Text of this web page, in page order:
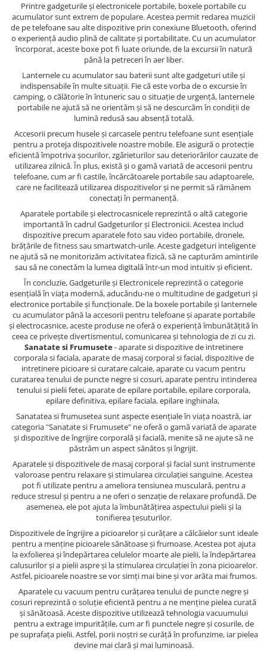
Printre gadgeturile și electronicele portabile, boxele portabile cu
acumulator sunt extrem de populare. Acestea permit redarea muzicii
de pe telefoane sau alte dispozitive prin conexiune Bluetooth, oferind
o experiență audio plină de calitate și portabilitate. Cu un acumulator
încorporat, aceste boxe pot fi luate oriunde, de la excursii în natură
până la petreceri în aer liber.
Lanternele cu acumulator sau baterii sunt alte gadgeturi utile și
indispensabile în multe situații. Fie că este vorba de o excursie în
camping, o călătorie în întuneric sau o situație de urgență, lanternele
portabile ne ajută să ne orientăm și să ne descurcăm în condiții de
lumină redusă sau absență totală.
Accesorii precum husele și carcasele pentru telefoane sunt esențiale
pentru a proteja dispozitivele noastre mobile. Ele asigură o protecție
eficientă împotriva șocurilor, zgârieturilor sau deteriorărilor cauzate de
utilizarea zilnică. În plus, există și o gamă variată de accesorii pentru
telefoane, cum ar fi castile, încărcătoarele portabile sau adaptoarele,
care ne facilitează utilizarea dispozitivelor și ne permit să rămânem
conectați în permanență.
Aparatele portabile și electrocasnicele reprezintă o altă categorie
importantă în cadrul Gadgeturilor și Electronicii. Acestea includ
dispozitive precum aparatele foto sau video portabile, dronele,
brățările de fitness sau smartwatch-urile. Aceste gadgeturi inteligente
ne ajută să ne monitorizăm activitatea fizică, să ne capturăm amintirile
sau să ne conectăm la lumea digitală într-un mod intuitiv și eficient.
În concluzie, Gadgeturile și Electronicele reprezintă o categorie
esențială în viața modernă, aducându-ne o multitudine de gadgeturi și
electronice portabile și funcționale. De la boxele portabile și lanternele
cu acumulator până la accesorii pentru telefoane și aparate portabile
și electrocasnice, aceste produse ne oferă o experiență îmbunătățită în
ceea ce privește divertismentul, comunicarea și tehnologia de zi cu zi.
Sanatate si Frumusete- aparate si dispozitive de intretinere
corporala si faciala, aparate de masaj corporal si facial, dispozitive de
intretinere picioare si curatare calcaie, aparate cu vacum pentru
curatarea tenului de puncte negre si cosuri, aparate pentru intinderea
tenului si pielii fetei, aparate de epilare portabile, epilare corporala,
epilare definitiva, epilare faciala, epilare inghinala,
Sanatatea si frumusetea sunt aspecte esențiale în viața noastră, iar
categoria "Sanatate si Frumusete" ne oferă o gamă variată de aparate
și dispozitive de îngrijire corporală și facială, menite să ne ajute să ne
păstrăm un aspect sănătos și îngrijit.
Aparatele și dispozitivele de masaj corporal și facial sunt instrumente
valoroase pentru relaxare și stimularea circulației sanguine. Acestea
pot fi utilizate pentru a ameliora tensiunea musculară, pentru a
reduce stresul și pentru a ne oferi o senzație de relaxare profundă. De
asemenea, ele pot ajuta la îmbunătățirea aspectului pielii și la
tonifierea țesuturilor.
Dispozitivele de îngrijire a picioarelor și curățare a călcâielor sunt ideale
pentru a menține picioarele sănătoase și frumoase. Acestea pot ajuta
la exfolierea și îndepărtarea celulelor moarte ale pielii, la îndepărtarea
calusurilor și a pielii aspre și la stimularea circulației în zona picioarelor.
Astfel, picioarele noastre se vor simți mai bine și vor arăta mai frumos.
Aparatele cu vacuum pentru curățarea tenului de puncte negre și
cosuri reprezintă o soluție eficientă pentru a ne menține pielea curată
și sănătoasă. Aceste dispozitive utilizează tehnologia vacuumului
pentru a extrage impuritățile, cum ar fi punctele negre și cosurile, de
pe suprafața pielii. Astfel, porii noștri se curăță în profunzime, iar pielea
devine mai clară și mai luminoasă.